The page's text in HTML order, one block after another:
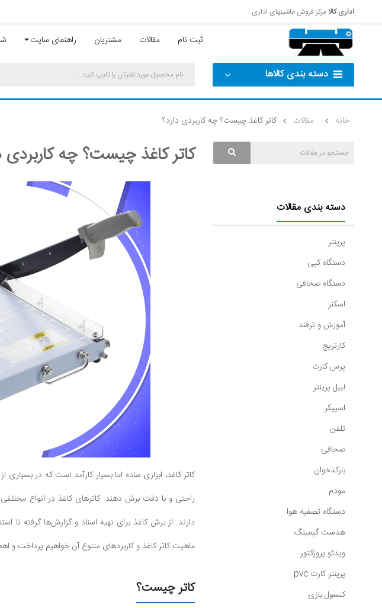
اداری کالامرکز فروش ماشینهای اداری
ثبت نام مقالات مشتریان راهنمای سایت
دسته بندی کالاها
خانه مقالات کاتر کاغذ چیست؟ چه کاربردی دارد؟
دسته بندی مقالات
پرینتر
دستگاه کپی
دستگاه صحافی
اسکنر
آموزش و ترفند
کارتریج
پرس کارت
لیبل پرینتر
اسپیکر
تلفن
صحافی
بارکدخوان
مودم
دستگاه تصفیه هوا
هدست گیمینگ
ویدئو پروژکتور
پرینتر کارت pvc
کنسول بازی
کاتر کاغذ چیست؟ چه کاربردی
کاتر کاغذ، ابزاری ساده اما بسیار کارآمد است که در
راحتی و با دقت برش دهند. کاترهای کاغذ در انواع
دارند. از برش کاغذ برای تهیه اسناد و گزارش‌ها گرفته تا
ماهیت کاتر کاغذ و کاربردهای متنوع آن خواهیم پرداخت و
کاتر چیست؟